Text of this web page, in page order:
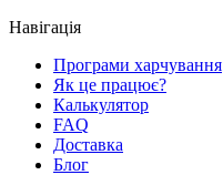
Навігація
Програми харчування
Як це працює?
Калькулятор
FAQ
Доставка
Блог